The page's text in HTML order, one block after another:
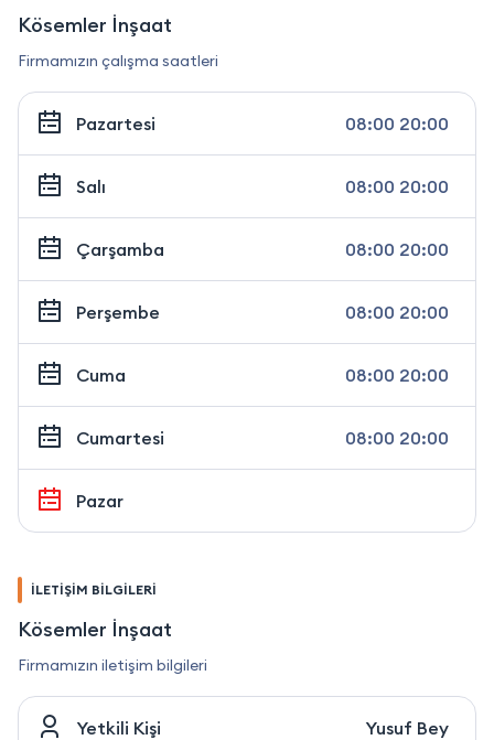
Kösemler İnşaat
Firmamızın çalışma saatleri
Pazartesi 08:00 20:00
Salı 08:00 20:00
Çarşamba 08:00 20:00
Perşembe 08:00 20:00
Cuma 08:00 20:00
Cumartesi 08:00 20:00
Pazar
İLETİŞİM BİLGİLERİ
Kösemler İnşaat
Firmamızın iletişim bilgileri
Yetkili Kişi Yusuf Bey